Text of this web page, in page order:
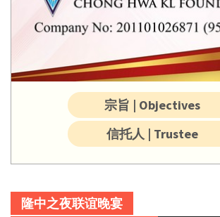
宗旨 | Objectives
信托人 | Trustee
隆中之夜联谊晚宴